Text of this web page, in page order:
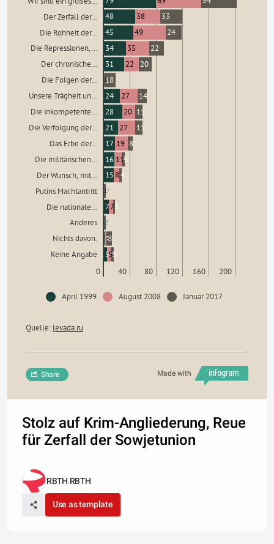
Der Zerfall der…
Die Rohheit der…
Die Repressionen,…
Der chronische…
Die Folgen der…
Unsere Trägheit un…
Die inkompetente…
Die Verfolgung der…
Das Erbe der…
Die militärischen…
Der Wunsch, mit…
Putins Machtantritt
Die nationale…
Anderes
Nichts davon.
Keine Angabe
0 40 80 120 160 200
48
38
33
45
49
24
34
35
22
31
22
20
0
0
18
24
27
14
28
20 11
21 27 11
17 19 8
16 115
15 84
0
0
3
773
1
1
1
1
38
555
April 1999 August 2008 Januar 2017
Quelle: levada.ru
Made with
Share
Stolz auf Krim-Angliederung, Reue
für Zerfall der Sowjetunion
RBTH RBTH
Use as template